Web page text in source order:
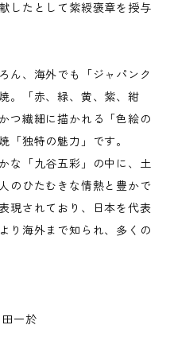
したとして紫綬褒章を授与
ん、海外でも「ジャパンク
。「赤、緑、黄、紫、紺
つ繊細に描かれる「色絵の
「独特の魅力」です。
な「九谷五彩」の中に、土
のひたむきな情熱と豊かで
現されており、日本を代表
り海外まで知られ、多くの
一於